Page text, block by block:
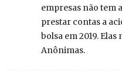
empresas não tem
prestar contas a
bolsa em 2019.
Anônimas.